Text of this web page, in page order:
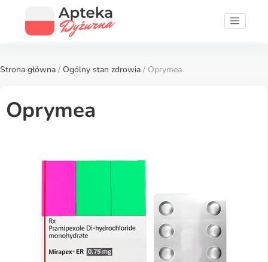
Strona główna / Ogólny stan zdrowia / Oprymea
Oprymea